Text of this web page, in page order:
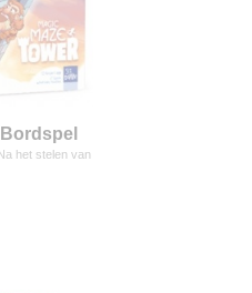
het stelen van